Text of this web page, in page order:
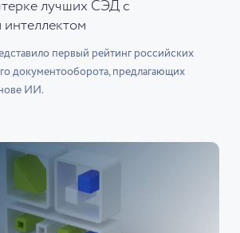
лучших СЭД с
первый рейтинг российских
документооборота, предлагающих
ИИ.